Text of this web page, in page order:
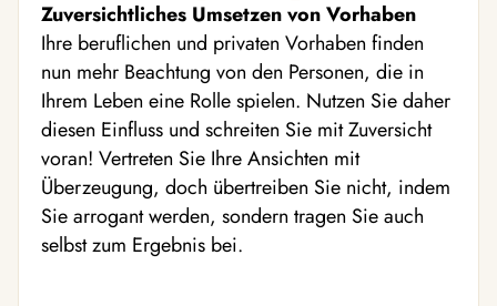
Zuversichtliches Umsetzen von Vorhaben
Ihre beruflichen und privaten Vorhaben finden
nun mehr Beachtung von den Personen, die in
Ihrem Leben eine Rolle spielen. Nutzen Sie daher
diesen Einfluss und schreiten Sie mit Zuversicht
voran! Vertreten Sie Ihre Ansichten mit
Überzeugung, doch übertreiben Sie nicht, indem
Sie arrogant werden, sondern tragen Sie auch
selbst zum Ergebnis bei.